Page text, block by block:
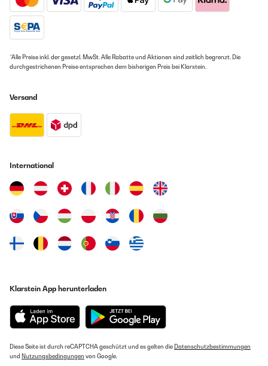
*Alle Preise inkl. der gesetzl. MwSt. Alle Rabatte und Aktionen sind zeitlich begrenzt. Die
durchgestrichenen Preise entsprechen dem bisherigen Preis bei Klarstein.
Versand
International
Klarstein App herunterladen
Diese Seite ist durch reCAPTCHA geschützt und es gelten die Datenschutzbestimmungen
und Nutzungsbedingungen von Google.